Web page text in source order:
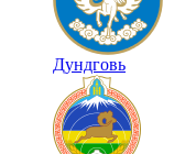
Дундговь